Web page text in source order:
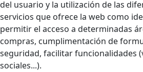
del usuario y la utilización de las
servicios que ofrece la web como
permitir el acceso a determinadas
compras, cumplimentación de
seguridad, facilitar funcionalidades
sociales...).